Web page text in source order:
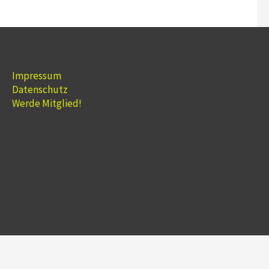
Impressum
Datenschutz
Werde Mitglied!